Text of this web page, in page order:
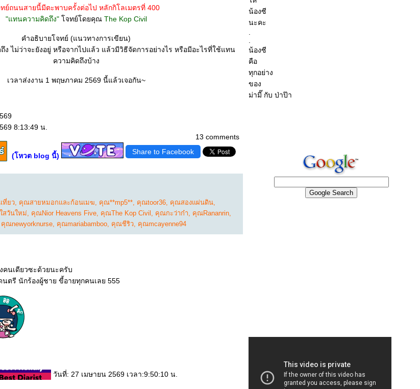
ถนนสายนี้มีตะพาบครั้งต่อไป หลักกิโลเมตรที่ 400
"แทนความคิดถึง"จทย์โดยคุณ The Kop Civil
คำอธิบายโจทย์ (แนวทางการเขียน)
ง ไม่ว่าจะยังอยู่ หรือจากไปแล้ว แล้วมีวิธีจัดการอย่างไร หรือมีอะไรที่ใช้แทน
ความคิดถึงบ้าง
เวลาส่งงาน 1 พฤษภาคม 2569 นี้แล้วเจอกัน~
8:13:49 น.
13 comments
(โหวต blog นี้) Share to Facebook
ที่ยว, คุณสายหมอกและก้อนเมฆ, คุณ**mp5**, คุณtoor36, คุณสองแผ่นดิน,
สวันใหม่, คุณNior Heavens Five, คุณThe Kop Civil , คุณกะว่าก๋า, คุณRananrin,
คุณnewyorknurse, คุณmariabamboo, คุณชีริว, คุณmcayenne94
คนเดียวซะด้วยนะครับ
ตรี นักร้องผู้ชาย ขี้อายทุกคนเลย 555
วันที่: 27 เมษายน 2569 เวลา:9:50:10 น.
น้องซี
นะคะ
น้องซี
คือ
ทุกอย่าง
ของ
ม่ามี๊ กับ ป่าป๊า